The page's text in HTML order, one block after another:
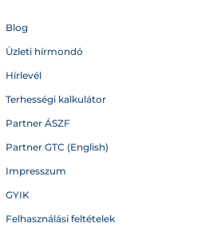
Blog
Üzleti hírmondó
Hírlevél
Terhességi kalkulátor
Partner ÁSZF
Partner GTC (English)
Impresszum
GYIK
Felhasználási feltételek